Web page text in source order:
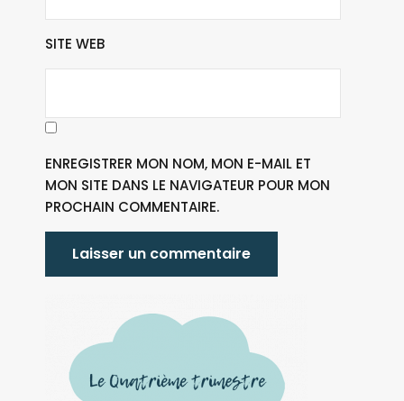
SITE WEB
ENREGISTRER MON NOM, MON E-MAIL ET
MON SITE DANS LE NAVIGATEUR POUR MON
PROCHAIN COMMENTAIRE.